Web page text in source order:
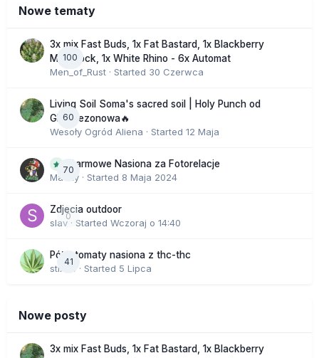
Nowe tematy
100
3x mix Fast Buds, 1x Fat Bastard, 1x Blackberry
Moonrock, 1x White Rhino - 6x Automat
Men_of_Rust · Started 30 Czerwca
60
Living Soil Soma's sacred soil | Holy Punch od
GHS sezonowa🔥
Wesoły Ogród Aliena · Started 12 Maja
70
Darmowe Nasiona za Fotorelacje
Macky · Started 8 Maja 2024
0
Zdjecia outdoor
slav· Started Wczoraj o 14:40
41
Półautomaty nasiona z thc-thc
stix33
· Started 5 Lipca
Nowe posty
3x mix Fast Buds, 1x Fat Bastard, 1x Blackberry